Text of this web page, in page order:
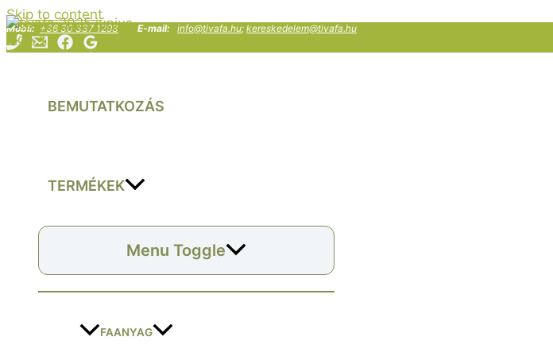
Skip to content
Mobil: +36 30 337 1293 E-mail: info@tivafa.hu; kereskedelem@tivafa.hu
BEMUTATKOZÁS
TERMÉKEK
Menu Toggle
FAANYAG